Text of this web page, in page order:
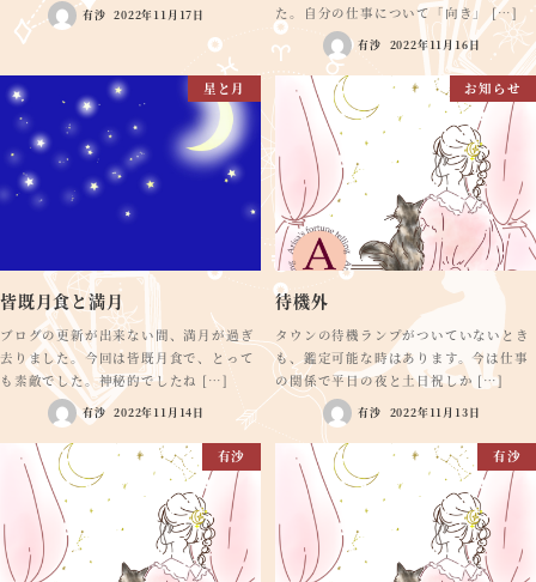
有沙 2022年11月17日
た。自分の仕事について「向き」 […]
有沙 2022年11月16日
星と月
皆既月食と満月
ブログの更新が出来ない間、満月が過ぎ
去りました。今回は皆既月食で、とって
も素敵でした。神秘的でしたね […]
有沙 2022年11月14日
お知らせ
待機外
タウンの待機ランプがついていないとき
も、鑑定可能な時はあります。今は仕事
の関係で平日の夜と土日祝しか […]
有沙 2022年11月13日
有沙 有沙